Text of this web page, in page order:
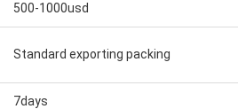
500-1000usd
Standard exporting packing
7days